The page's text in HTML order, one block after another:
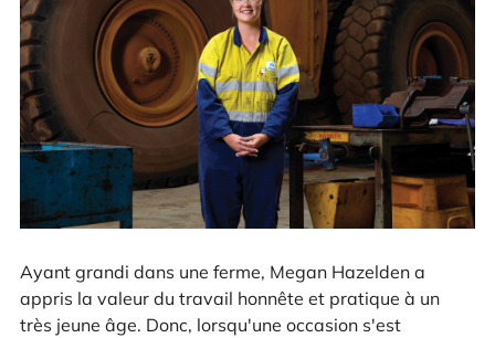
Ayant grandi dans une ferme, Megan Hazelden a
appris la valeur du travail honnête et pratique à un
très jeune âge. Donc, lorsqu'une occasion s'est